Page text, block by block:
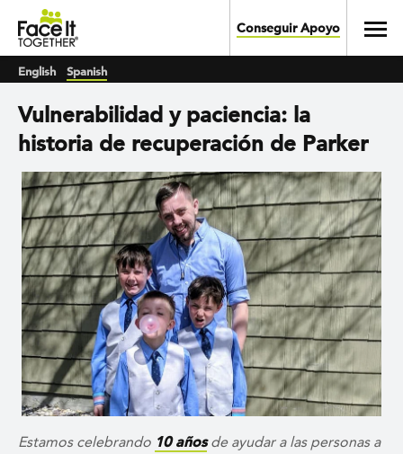
Skip to main content
Conseguir Apoyo
English Spanish
Vulnerabilidad y paciencia: la
historia de recuperación de Parker
Estamos celebrando 10 añosde ayudar a las personas a